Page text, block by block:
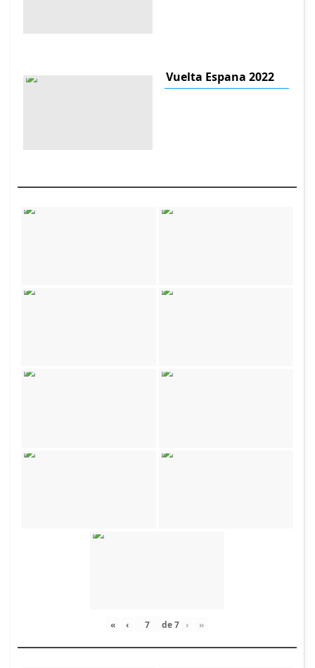
Vuelta Espana 2022
« ‹ de7 › »